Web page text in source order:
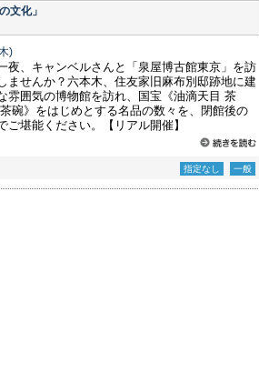
文化」
)
夜、キャンベルさんと「泉屋博古館東京」を訪
ませんか？六本木、住友家旧麻布別邸跡地に建
雰囲気の博物館を訪れ、国宝《油滴天目 茶
碗》をはじめとする名品の数々を、閉館後の
堪能ください。【リアル開催】
指定なし 一般